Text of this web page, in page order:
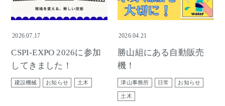
2026.07.17
CSPI-EXPO 2026に参加
してきました！
建設機械 お知らせ 土木
2026.04.21
勝山組にある自動販売
機！
津山事務所 日常 お知らせ
土木